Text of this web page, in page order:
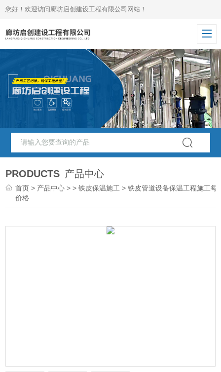
您好！欢迎访问廊坊启创建设工程有限公司网站！
PRODUCTS 产品中心
首页 > 产品中心 > >铁皮保温施工 > 铁皮管道设备保温工程施工每
价格